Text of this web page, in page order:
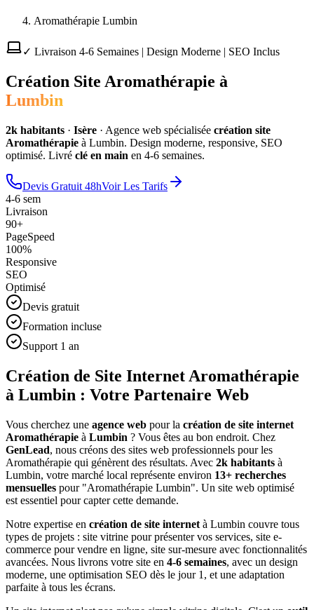
Aromathérapie Lumbin
✓ Livraison 4-6 Semaines | Design Moderne | SEO Inclus
Création Site Aromathérapie à
Lumbin
2k habitants · Isère · Agence web spécialisée création site
Aromathérapie à Lumbin. Design moderne, responsive, SEO
optimisé. Livré clé en main en 4-6 semaines.
Devis Gratuit 48hVoir Les Tarifs
4-6 sem
Livraison
90+
PageSpeed
100%
Responsive
SEO
Optimisé
Devis gratuit
Formation incluse
Support 1 an
Création de Site Internet Aromathérapie
à Lumbin : Votre Partenaire Web
Vous cherchez une agence web pour la création de site internet
Aromathérapie à Lumbin ? Vous êtes au bon endroit. Chez
GenLead, nous créons des sites web professionnels pour les
Aromathérapie qui génèrent des résultats. Avec 2k habitants à
Lumbin, votre marché local représente environ 13+ recherches
mensuelles pour "Aromathérapie Lumbin". Un site web optimisé
est essentiel pour capter cette demande.
Notre expertise en création de site internet à Lumbin couvre tous
types de projets : site vitrine pour présenter vos services, site e-
commerce pour vendre en ligne, site sur-mesure avec fonctionnalités
avancées. Nous livrons votre site en 4-6 semaines, avec un design
moderne, une optimisation SEO dès le jour 1, et une adaptation
parfaite à tous les écrans.